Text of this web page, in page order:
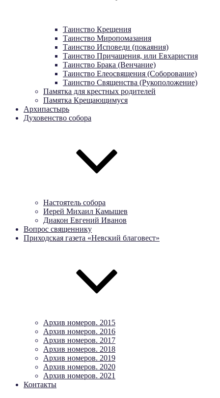
Таинство Крещения
Таинство Миропомазания
Таинство Исповеди (покаяния)
Таинство Причащения, или Евхаристия
Таинство Брака (Венчание)
Таинство Елеосвящения (Соборование)
Таинство Священства (Рукоположение)
Памятка для крестных родителей
Памятка Крещающимуся
Архипастырь
Духовенство собора
Настоятель собора
Иерей Михаил Камышев
Диакон Евгений Иванов
Вопрос священнику
Приходская газета «Невский благовест»
Архив номеров. 2015
Архив номеров. 2016
Архив номеров. 2017
Архив номеров. 2018
Архив номеров. 2019
Архив номеров. 2020
Архив номеров. 2021
Контакты